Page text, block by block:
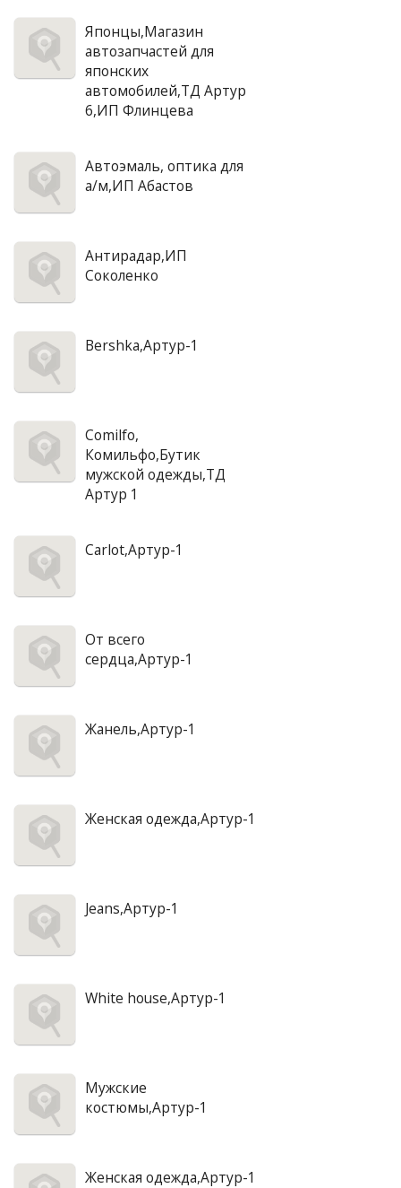
Японцы,Магазин
автозапчастей для
японских
автомобилей,ТД Артур
6,ИП Флинцева
Автоэмаль, оптика для
а/м,ИП Абастов
Антирадар,ИП
Соколенко
Bershka,Артур-1
Comilfo,
Комильфо,Бутик
мужской одежды,ТД
Артур 1
Carlot,Артур-1
От всего
сердца,Артур-1
Жанель,Артур-1
Женская одежда,Артур-1
Jeans,Артур-1
White house,Артур-1
Мужские
костюмы,Артур-1
Женская одежда,Артур-1